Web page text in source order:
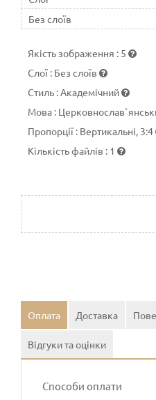
Без слоїв
Якість зображення : 5
Слої : Без слоїв
Стиль :Академічний
Мова :
Пропорції : Вертикальні, 3:4
Кількість файлів : 1
Оплата Доставка
Відгуки та оцінки
Способи оплати